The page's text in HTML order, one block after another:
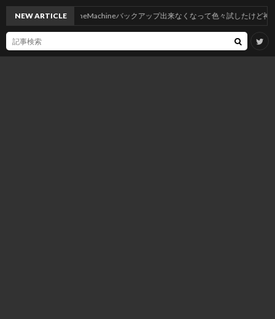
NEW ARTICLE
NASへTimeMachineバックアップ出来なくなって色々試したけど神記事のおかげ